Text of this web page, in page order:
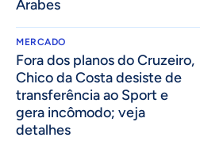
Árabes
MERCADO
Fora dos planos do Cruzeiro,
Chico da Costa desiste de
transferência ao Sport e
gera incômodo; veja
detalhes